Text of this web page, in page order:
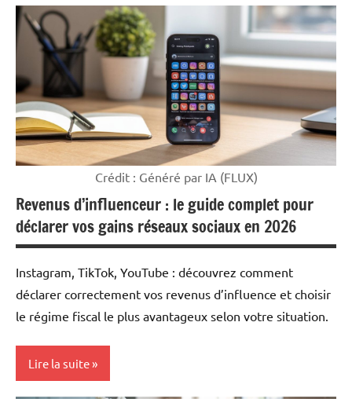
Mon
argent
Crédit : Généré par IA (FLUX)
Revenus d’influenceur : le guide complet pour
déclarer vos gains réseaux sociaux en 2026
Instagram, TikTok, YouTube : découvrez comment
déclarer correctement vos revenus d’influence et choisir
le régime fiscal le plus avantageux selon votre situation.
Lire la suite